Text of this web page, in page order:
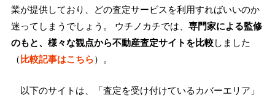
業が提供しており、どの査定サービスを利用すればいいのか
迷ってしまうでしょう。 ウチノカチでは、 専門家による監修
のもと、様々な観点から不動産査定サイトを比較しました
（比較記事はこちら）。
以下のサイトは、「査定を受け付けているカバーエリア」